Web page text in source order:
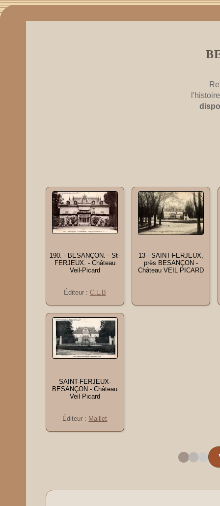
190. - BESANÇON. - St-
FERJEUX. - Château
Veil-Picard
Éditeur : C.L.B
13 - SAINT-FERJEUX,
près BESANÇON -
Château VEIL PICARD
SAINT-FERJEUX-
BESANÇON - Château
Veil Picard
Éditeur : Maillet